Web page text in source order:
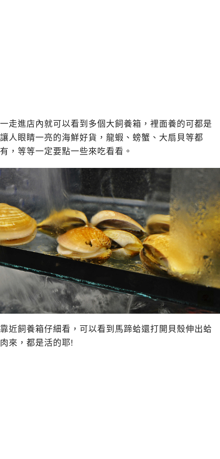
一走進店內就可以看到多個大飼養箱，裡面養的可都是
讓人眼睛一亮的海鮮好貨，龍蝦、螃蟹、大扇貝等都
有，等等一定要點一些來吃看看。
靠近飼養箱仔細看，可以看到馬蹄蛤還打開貝殼伸出蛤
肉來，都是活的耶!